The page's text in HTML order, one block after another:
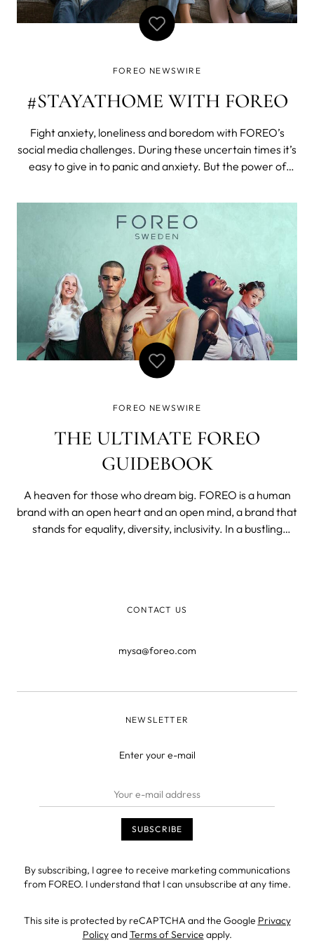
FOREO NEWSWIRE
#STAYATHOME WITH FOREO
Fight anxiety, loneliness and boredom with FOREO’s
social media challenges. During these uncertain times it’s
easy to give in to panic and anxiety. But the power of
with creative ways to fight boredom and connect with
each-other. Time to li
FOREO NEWSWIRE
THE ULTIMATE FOREO
GUIDEBOOK
A heaven for those who dream big. FOREO is a human
brand with an open heart and an open mind, a brand that
stands for equality, diversity, inclusivity. In a bustling
CONTACT US
mysa@foreo.com
NEWSLETTER
Enter your e-mail
By subscribing, I agree to receive marketing communications
from FOREO. I understand that I can unsubscribe at any time.
This site is protected by reCAPTCHA and the Google Privacy
PolicyandTerms of Service apply.